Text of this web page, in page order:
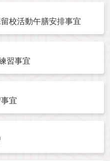
校活動午膳安排事宜
習事宜
宜